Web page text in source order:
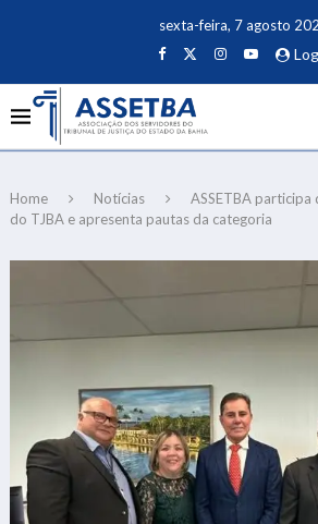
sexta-feira, 7 agosto
Home Notícias
ASSETBA participa
do TJBA e apresenta pautas da categoria